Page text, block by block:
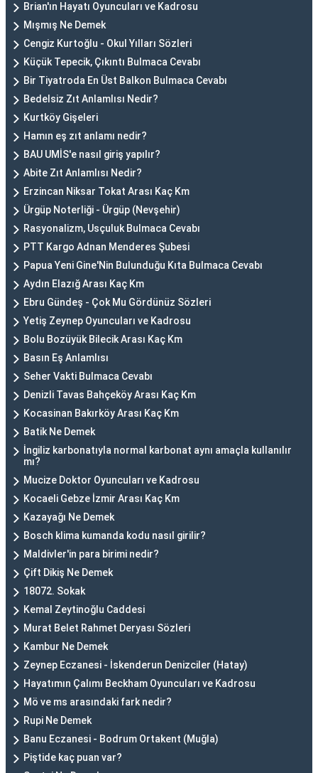
Brian'ın Hayatı Oyuncuları ve Kadrosu
Mışmış Ne Demek
Cengiz Kurtoğlu - Okul Yılları Sözleri
Küçük Tepecik, Çıkıntı Bulmaca Cevabı
Bir Tiyatroda En Üst Balkon Bulmaca Cevabı
Bedelsiz Zıt Anlamlısı Nedir?
Kurtköy Gişeleri
Hamın eş zıt anlamı nedir?
BAU UMİS'e nasıl giriş yapılır?
Abite Zıt Anlamlısı Nedir?
Erzincan Niksar Tokat Arası Kaç Km
Ürgüp Noterliği - Ürgüp (Nevşehir)
Rasyonalizm, Usçuluk Bulmaca Cevabı
PTT Kargo Adnan Menderes Şubesi
Papua Yeni Gine'Nin Bulunduğu Kıta Bulmaca Cevabı
Aydın Elazığ Arası Kaç Km
Ebru Gündeş - Çok Mu Gördünüz Sözleri
Yetiş Zeynep Oyuncuları ve Kadrosu
Bolu Bozüyük Bilecik Arası Kaç Km
Basın Eş Anlamlısı
Seher Vakti Bulmaca Cevabı
Denizli Tavas Bahçeköy Arası Kaç Km
Kocasinan Bakırköy Arası Kaç Km
Batik Ne Demek
İngiliz karbonatıyla normal karbonat aynı amaçla kullanılır
mı?
Mucize Doktor Oyuncuları ve Kadrosu
Kocaeli Gebze İzmir Arası Kaç Km
Kazayağı Ne Demek
Bosch klima kumanda kodu nasıl girilir?
Maldivler'in para birimi nedir?
Çift Dikiş Ne Demek
18072. Sokak
Kemal Zeytinoğlu Caddesi
Murat Belet Rahmet Deryası Sözleri
Kambur Ne Demek
Zeynep Eczanesi - İskenderun Denizciler (Hatay)
Hayatımın Çalımı Beckham Oyuncuları ve Kadrosu
Mö ve ms arasındaki fark nedir?
Rupi Ne Demek
Banu Eczanesi - Bodrum Ortakent (Muğla)
Piştide kaç puan var?